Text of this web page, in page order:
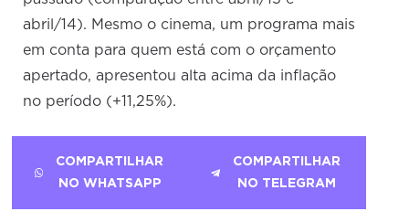
abril/14). Mesmo o cinema, um programa mais
em conta para quem está com o orçamento
apertado, apresentou alta acima da inflação
no período (+11,25%).
COMPARTILHAR
NO WHATSAPP
COMPARTILHAR
NO TELEGRAM